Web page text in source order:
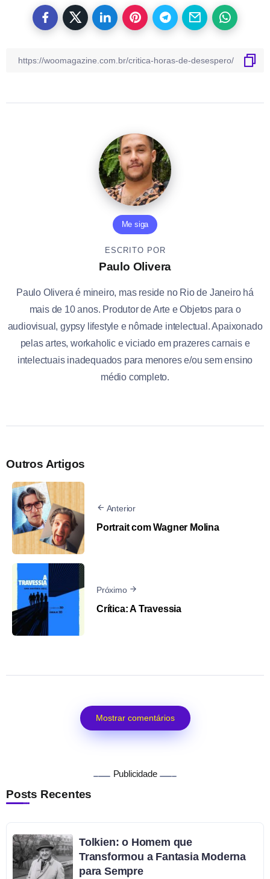
Me siga
ESCRITO POR
Paulo Olivera
Paulo Olivera é mineiro, mas reside no Rio de Janeiro há
mais de 10 anos. Produtor de Arte e Objetos para o
audiovisual, gypsy lifestyle e nômade intelectual. Apaixonado
pelas artes, workaholic e viciado em prazeres carnais e
intelectuais inadequados para menores e/ou sem ensino
médio completo.
Outros Artigos
Anterior
Portrait com Wagner Molina
Próximo
Crítica: A Travessia
Mostrar comentários
Publicidade
Posts Recentes
Tolkien: o Homem que
Transformou a Fantasia Moderna
para Sempre